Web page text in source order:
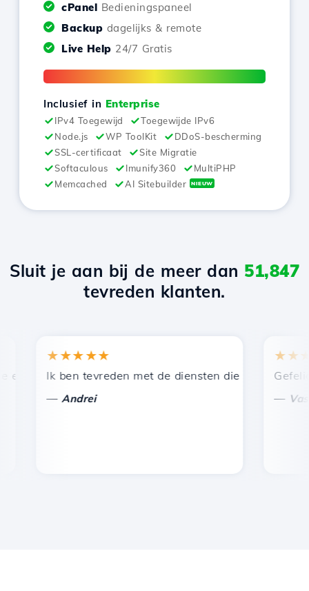
cPanel Bedieningspaneel
Backup dagelijks & remote
Live Help 24/7 Gratis
Inclusief in Enterprise
IPv4 Toegewijd
Toegewijde IPv6
Node.js
WP ToolKit
DDoS-bescherming
SSL-certificaat
Site Migratie
Softaculous
Imunify360
MultiPHP
Memcached
AI Sitebuilder NIEUW
Sluit je aan bij de meer dan 51,847
tevreden klanten.
technische ondersteuning.
★★★★★
Ik ben tevreden met de diensten die door Hostico
Andrei
★★★★★
Gefeliciteerd
Vasiliu